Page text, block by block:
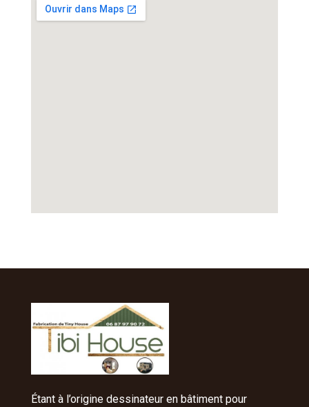
Étant à l’origine dessinateur en bâtiment pour